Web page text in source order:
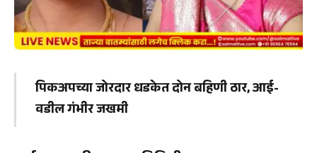
पिकअपच्या जोरदार धडकेत दोन बहिणी ठार, आई-
वडील गंभीर जखमी